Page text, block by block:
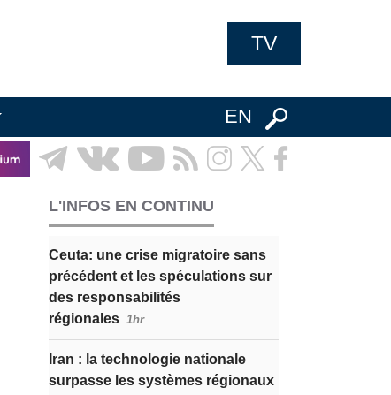
TV
EN
L'INFOS EN CONTINU
Ceuta: une crise migratoire sans
précédent et les spéculations sur
des responsabilités
régionales 1hr
Iran : la technologie nationale
surpasse les systèmes régionaux